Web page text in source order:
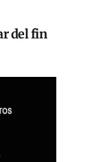
del fin